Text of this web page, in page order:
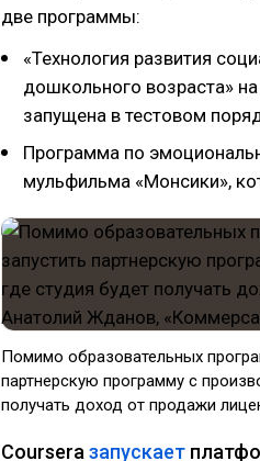
две программы:
«Технология развития
дошкольного возраста»
запущена в тестовом
Программа по
мульфильма «Монсики»,
Помимо образовательных
партнерскую программу с
получать доход от продажи
Coursera запускает